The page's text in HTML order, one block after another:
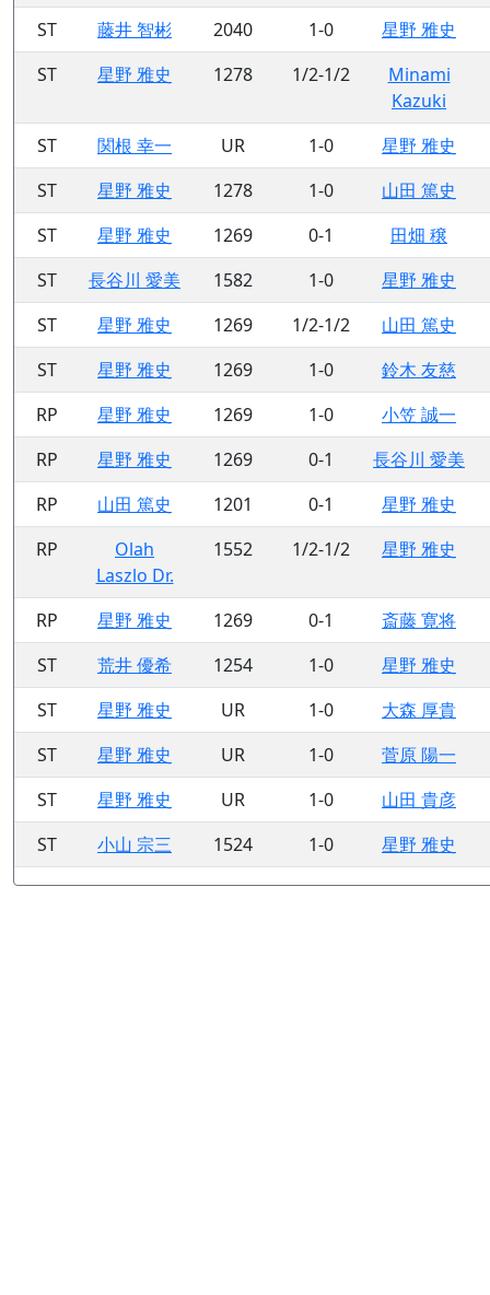
ST 藤井 智彬 2040 1-0
星野 雅史
ST
星野 雅史 1278 1/2-1/2
Minami
Kazuki
ST
関根 幸一 UR 1-0
星野 雅史
ST
星野 雅史 1278 1-0
山田 篤史
ST
星野 雅史 1269 0-1
田畑 穣
ST
長谷川 愛美 1582 1-0
星野 雅史
ST
星野 雅史 1269 1/2-1/2
山田 篤史
ST
星野 雅史 1269 1-0
鈴木 友慈
RP
星野 雅史 1269 1-0
小笠 誠一
RP
星野 雅史 1269 0-1
長谷川 愛美
RP
山田 篤史 1201 0-1
星野 雅史
RP
Olah
Laszlo Dr.
1552 1/2-1/2 星野 雅史
RP 星野 雅史 1269 0-1
斎藤 寛将
ST
荒井 優希 1254 1-0
星野 雅史
ST
星野 雅史 UR 1-0
大森 厚貴
ST
星野 雅史 UR 1-0
菅原 陽一
ST
星野 雅史 UR 1-0
山田 貴彦
ST
小山 宗三 1524 1-0 星野 雅史